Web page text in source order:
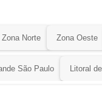
Zona Norte Zona Oeste
São Paulo Litoral